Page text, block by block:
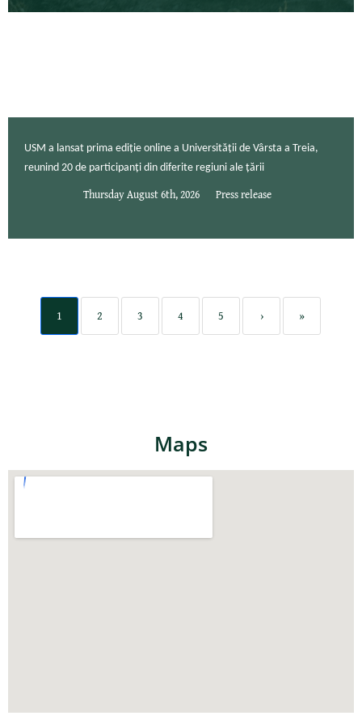
USM a lansat prima ediție online a Universității de Vârsta a Treia,
reunind 20 de participanți din diferite regiuni ale țării
Thursday August 6th, 2026 Press release
1 2 3 4 5 › »
Maps